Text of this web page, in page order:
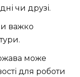
чи друзі.
важко
може
для роботи